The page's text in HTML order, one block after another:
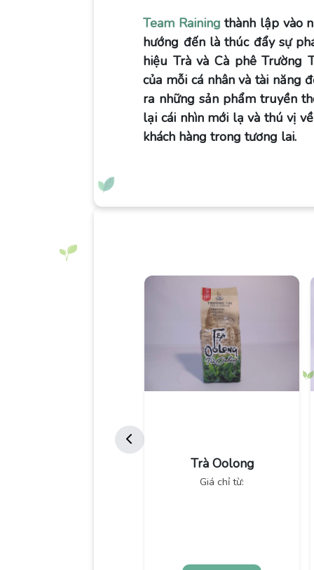
Team Raining thành lập vào
hướng đến là thúc đẩy sự
hiệu Trà và Cà phê Trường
của mỗi cá nhân và tài năng
ra những sản phẩm truyền
lại cái nhìn mới lạ và thú vị
khách hàng trong tương lai.
Trà Oolong
Giá chỉ từ: